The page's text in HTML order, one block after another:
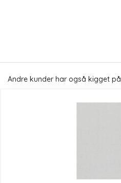
Andre kunder har også kigget på